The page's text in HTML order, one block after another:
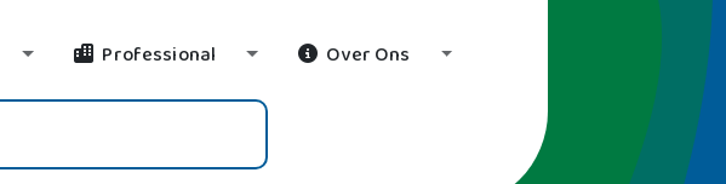
Toggle Dropdown
Professional Toggle Dropdown
Over Ons Toggle Dropdown